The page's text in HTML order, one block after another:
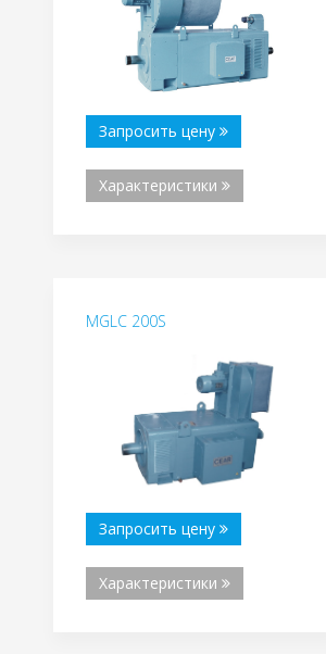
Запросить цену
Характеристики
MGLC 200S
Запросить цену
Характеристики